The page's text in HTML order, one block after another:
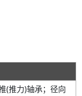
(推力)轴承； 径向